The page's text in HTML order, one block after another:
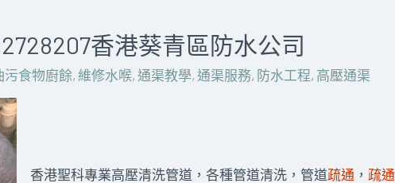
香港葵青區防水公司
污食物廚餘, 維修水喉,通渠教學,通渠服務, 防水工程, 高壓通渠
香港聖科專業高壓清洗管道，各種管道清洗，管道疏通 ， 疏通